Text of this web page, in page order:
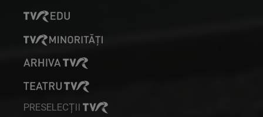
ANCA MEDELEANU
La TVR Iaşi, Anca realizează emisiunea "PLAY". ...
PRESELECȚII